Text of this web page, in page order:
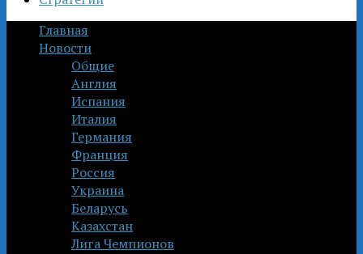
Главная
Новости
Общие
Англия
Испания
Италия
Германия
Франция
Россия
Украина
Беларусь
Казахстан
Лига Чемпионов